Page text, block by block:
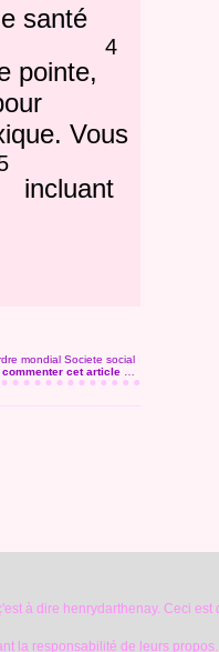
santé
pointe,
4
Vous
incluant
mondial Societe social
commenter cet article
à dire henrydarthenay. Ceci est
la responsabilité de leurs propos.